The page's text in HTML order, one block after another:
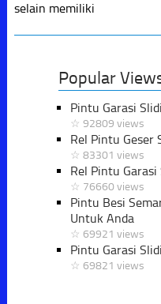
selain memiliki
Popular
Pintu Garasi
☆ 92809 views
Rel Pintu Geser
☆ 83301 views
Rel Pintu Garasi
☆ 76660 views
Pintu Besi
Untuk Anda
☆ 69921 views
Pintu Garasi
☆ 69821 views